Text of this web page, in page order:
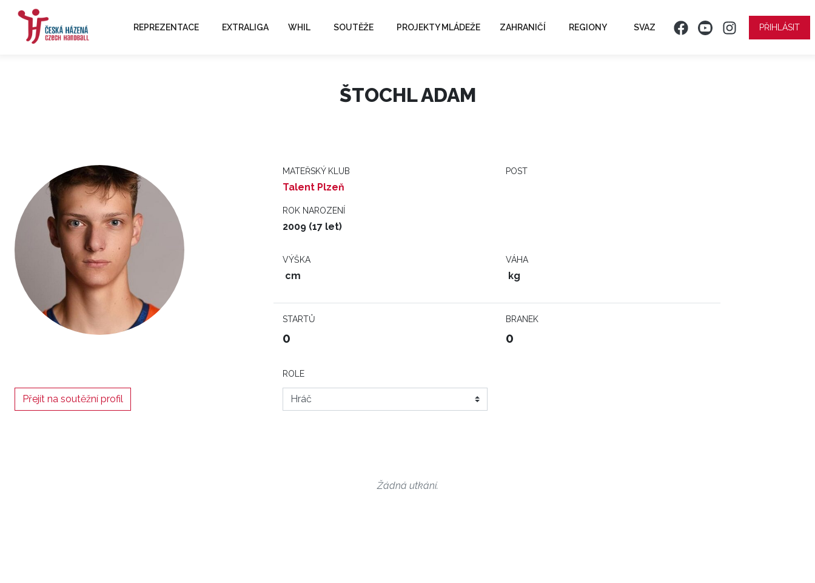
REPREZENTACE EXTRALIGA WHIL SOUTĚŽE PROJEKTY MLÁDEŽE ZAHRANIČÍ REGIONY SVAZ PŘIHLÁSIT
ŠTOCHL ADAM
MATEŘSKÝ KLUB
Talent Plzeň
POST
ROK NAROZENÍ
2009 (17 let)
VÝŠKA
cm
VÁHA
kg
STARTŮ
0
BRANEK
0
Přejít na soutěžní profil
ROLE
Žádná utkání.